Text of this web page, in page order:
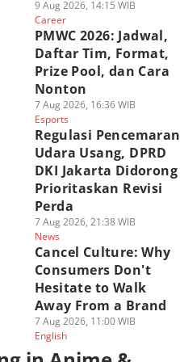
9 Aug 2026, 14:15 WIB
Career
PMWC 2026: Jadwal,
Daftar Tim, Format,
Prize Pool, dan Cara
Nonton
7 Aug 2026, 16:36 WIB
Esports
Regulasi Pencemaran
Udara Usang, DPRD
DKI Jakarta Didorong
Prioritaskan Revisi
Perda
7 Aug 2026, 21:38 WIB
News
Cancel Culture: Why
Consumers Don't
Hesitate to Walk
Away From a Brand
7 Aug 2026, 11:00 WIB
English